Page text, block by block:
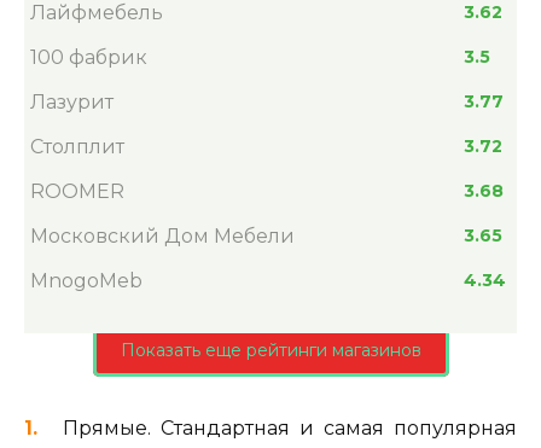
Лайфмебель 3.62
100 фабрик 3.5
Лазурит 3.77
Столплит 3.72
ROOMER 3.68
Московский Дом Мебели 3.65
MnogoMeb 4.34
Показать еще рейтинги магазинов
Прямые. Стандартная и самая популярная